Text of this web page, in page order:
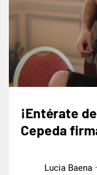
¡Entérate
Cepeda
Lucia Baena